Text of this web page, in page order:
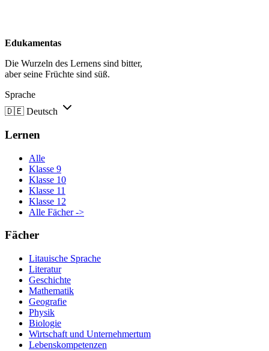
Edukamentas
Die Wurzeln des Lernens sind bitter,
aber seine Früchte sind süß.
Sprache
🇩🇪 Deutsch
Lernen
Alle
Klasse 9
Klasse 10
Klasse 11
Klasse 12
Alle Fächer ->
Fächer
Litauische Sprache
Literatur
Geschichte
Mathematik
Geografie
Physik
Biologie
Wirtschaft und Unternehmertum
Lebenskompetenzen